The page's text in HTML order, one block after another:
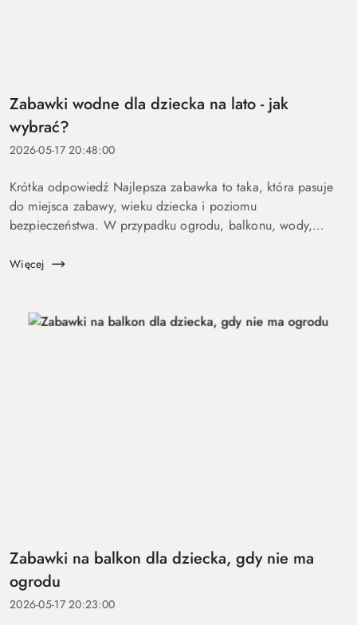
Zabawki wodne dla dziecka na lato - jak
wybrać?
2026-05-17 20:48:00
Krótka odpowiedź Najlepsza zabawka to taka, która pasuje
do miejsca zabawy, wieku dziecka i poziomu
bezpieczeństwa. W przypadku ogrodu, balkonu, wody,
zasady, trwałość, ł...
Więcej
Zabawki na balkon dla dziecka, gdy nie ma
ogrodu
2026-05-17 20:23:00